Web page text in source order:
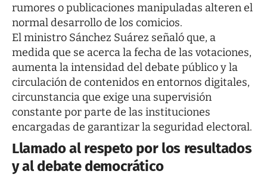
rumores o publicaciones manipuladas alteren el
normal desarrollo de los comicios.
El ministro Sánchez Suárez señaló que, a
medida que se acerca la fecha de las votaciones,
aumenta la intensidad del debate público y la
circulación de contenidos en entornos digitales,
circunstancia que exige una supervisión
constante por parte de las instituciones
encargadas de garantizar la seguridad electoral.
Llamado al respeto por los resultados
y al debate democrático